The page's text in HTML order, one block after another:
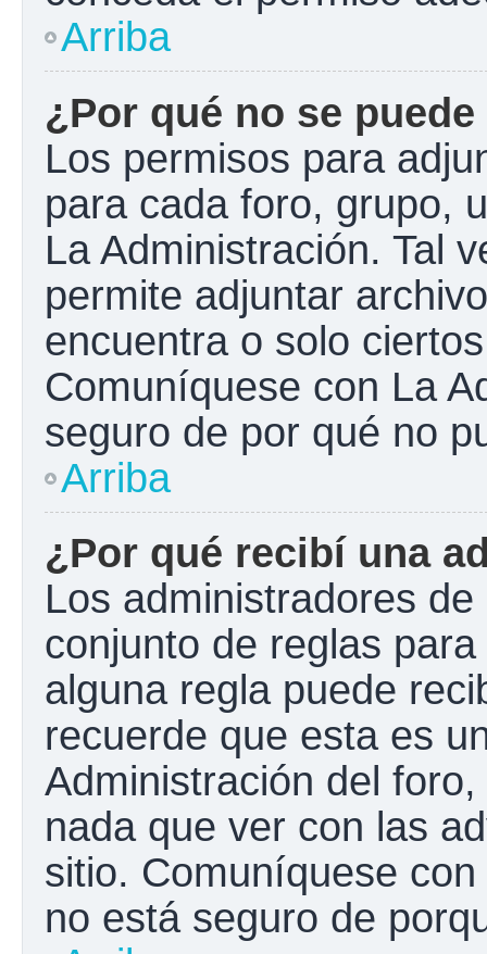
Arriba
¿Por qué no se
Los permisos para
para cada foro, grupo,
La Administración. Tal
permite adjuntar
encuentra o solo
Comuníquese con La
seguro de por qué no
Arriba
¿Por qué recibí una
Los administradores
conjunto de reglas
alguna regla puede
recuerde que esta es
Administración del
nada que ver con las
sitio. Comuníquese
no está seguro de